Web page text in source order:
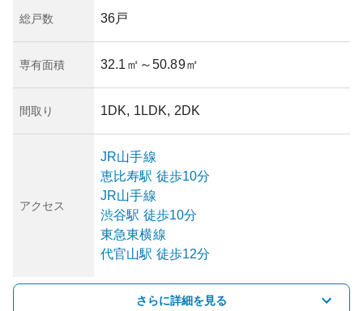
総戸数 36戸
専有面積 32.1㎡ ～50.89㎡
間取り 1DK, 1LDK, 2DK
アクセス
JR山手線
恵比寿駅 徒歩10分
JR山手線
渋谷駅 徒歩10分
東急東横線
代官山駅 徒歩12分
さらに詳細を見る